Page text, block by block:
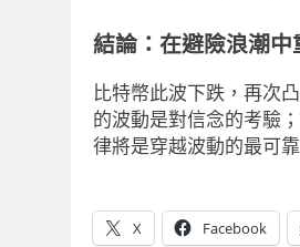
結論：在避險浪潮中
比特幣此波下跌，再次
的波動是對信念的考驗
律將是穿越波動的最可靠
X Facebook